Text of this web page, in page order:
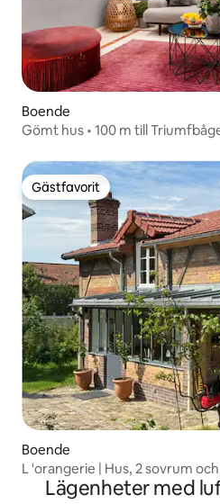
Boende
Gömt hus • 100 m till
Gästfavorit
Gästfavorit
Boende
L 'orangerie | Hus, 2 sovrum
Lägenheter med